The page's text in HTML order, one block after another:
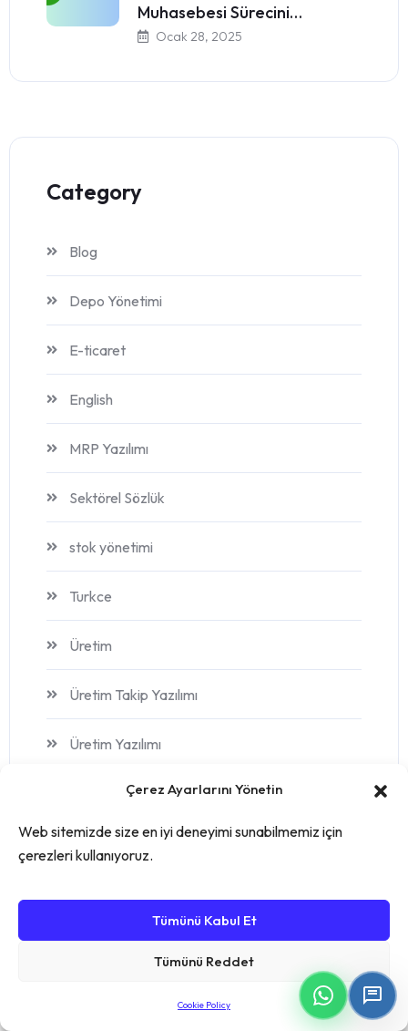
Çerez Ayarlarını Yönetin
Web sitemizde size en iyi deneyimi sunabilmemiz için
çerezleri kullanıyoruz.
Tümünü Kabul Et
Tümünü Reddet
Cookie Policy
Muhasebesi Sürecini…
Ocak 28, 2025
Category
Blog
Depo Yönetimi
E-ticaret
English
MRP Yazılımı
Sektörel Sözlük
stok yönetimi
Turkce
Üretim
Üretim Takip Yazılımı
Üretim Yazılımı
Tags
BARKOD
BLOG